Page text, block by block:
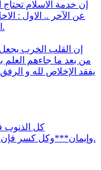
إن خدمة الاسلام
عن الآخر .. الاول :
الفهم الناضج في رؤية الاشياء على طبيعتها.
إن القلب الخرب
من بعد ما جاءهم العلم
يفقد الإخلاص لله و
كل الذنوب
وإيمان***وكل كسر فإن الله يجبره*** وما لكسر قناة الدين جبران.